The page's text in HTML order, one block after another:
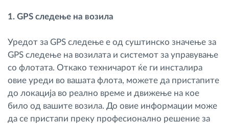
1. GPS следење на возила
Уредот за GPS следење е од суштинско значење за
GPS следење на возилата и системот за управување
со флотата. Откако техничарот ќе ги инсталира
овие уреди во вашата флота, можете да пристапите
до локација во реално време и движење на кое
било од вашите возила. До овие информации може
да се пристапи преку професионално решение за